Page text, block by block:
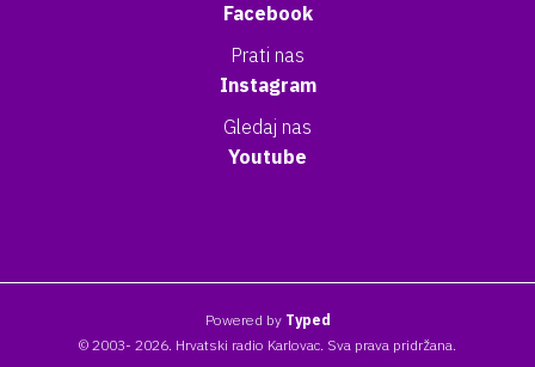
Facebook
Prati nas
Instagram
Gledaj nas
Youtube
Powered by Typed
© 2003- 2026. Hrvatski radio Karlovac. Sva prava pridržana.